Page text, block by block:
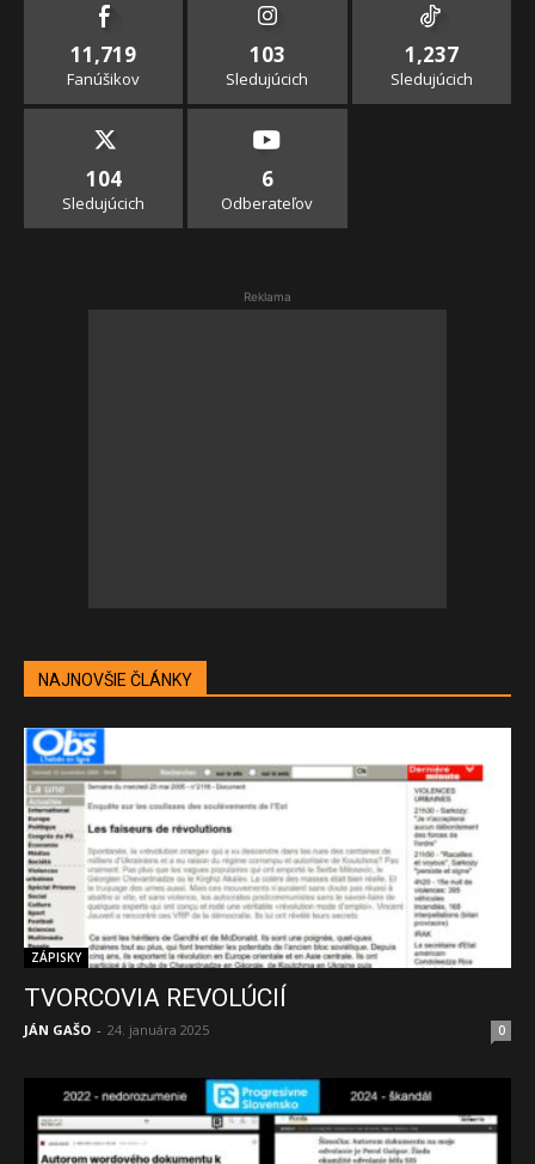
11,719
Fanúšikov
103
Sledujúcich
1,237
Sledujúcich
104
Sledujúcich
6
Odberateľov
Reklama
NAJNOVŠIE ČLÁNKY
ZÁPISKY
TVORCOVIA REVOLÚCIÍ
JÁN GAŠO - 24. januára 2025 0